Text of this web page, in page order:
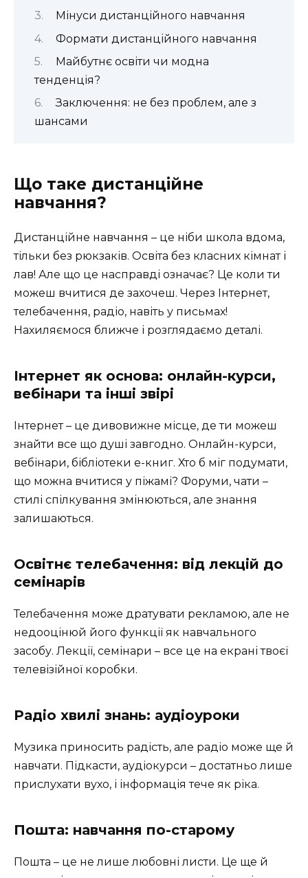
Мінуси дистанційного навчання
Формати дистанційного навчання
Майбутнє освіти чи модна
тенденція?
Заключення: не без проблем, але з
шансами
Що таке дистанційне
навчання?
Дистанційне навчання – це ніби школа вдома,
тільки без рюкзаків. Освіта без класних кімнат і
лав! Але що це насправді означає? Це коли ти
можеш вчитися де захочеш. Через Інтернет,
телебачення, радіо, навіть у письмах!
Нахиляємося ближче і розглядаємо деталі.
Інтернет як основа: онлайн-курси,
вебінари та інші звірі
Інтернет – це дивовижне місце, де ти можеш
знайти все що душі завгодно. Онлайн-курси,
вебінари, бібліотеки е-книг. Хто б міг подумати,
що можна вчитися у піжамі? Форуми, чати –
стилі спілкування змінюються, але знання
залишаються.
Освітнє телебачення: від лекцій до
семінарів
Телебачення може дратувати рекламою, але не
недооцінюй його функції як навчального
засобу. Лекції, семінари – все це на екрані твоєї
телевізійної коробки.
Радіо хвилі знань: аудіоуроки
Музика приносить радість, але радіо може ще й
навчати. Підкасти, аудіокурси – достатньо лише
прислухати вухо, і інформація тече як ріка.
Пошта: навчання по-старому
Пошта – це не лише любовні листи. Це ще й